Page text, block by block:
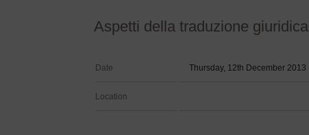
Aspetti della traduzione giuridica
Date Thursday, 12th December 2013
Location